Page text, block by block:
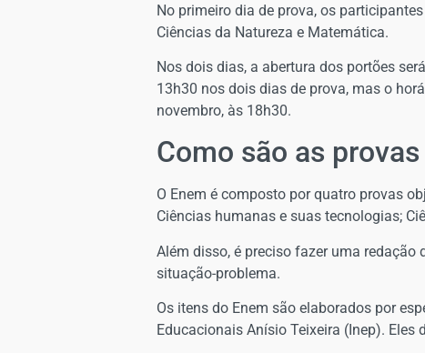
No primeiro dia de prova, os
Ciências da Natureza e Matemática.
Nos dois dias, a abertura dos portões
13h30 nos dois dias de prova, mas o
novembro, às 18h30.
Como são as provas
O Enem é composto por quatro provas
Ciências humanas e suas tecnologias;
Além disso, é preciso fazer uma
situação-problema.
Os itens do Enem são elaborados por
Educacionais Anísio Teixeira (Inep). Eles